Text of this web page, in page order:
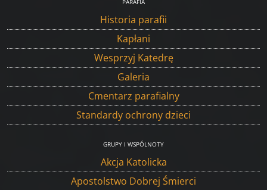
Historia parafii
Kapłani
Wesprzyj Katedrę
Galeria
Cmentarz parafialny
Standardy ochrony dzieci
GRUPY I WSPÓLNOTY
Akcja Katolicka
Apostolstwo Dobrej Śmierci